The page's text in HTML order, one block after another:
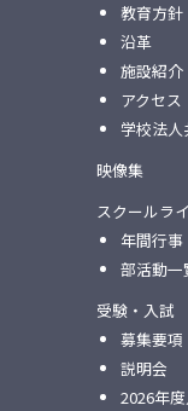
教育方針
沿革
施設紹介
アクセス
学校法人
映像集
スクールラ
年間行事
部活動一
受験・入試
募集要項
説明会
2026年